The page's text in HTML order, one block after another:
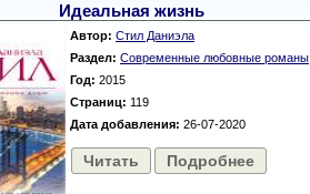
Идеальная жизнь
Автор: Стил Даниэла
Раздел: Современные любовные романы
Год: 2015
Страниц: 119
Дата добавления: 26-07-2020
Читать Подробнее